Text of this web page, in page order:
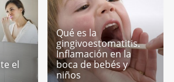
el
Qué es la
gingivoestomatitis.
Inflamación en la
boca de bebés y
niños